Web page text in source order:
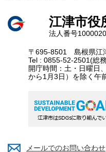
江津市役
法人番号
〒695-8501 島根県江
Tel : 0855-52-2501(総
開庁時間：土・日曜日
から1月3日）を除く午
メールでのお問い合わせ